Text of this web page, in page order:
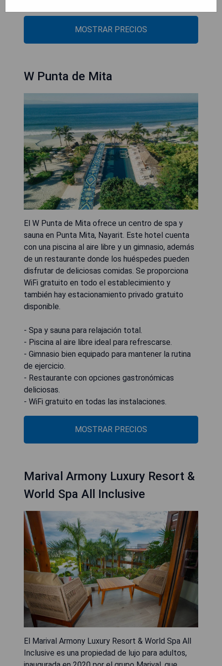
MOSTRAR PRECIOS
W Punta de Mita
El W Punta de Mita ofrece un centro de spa y
sauna en Punta Mita, Nayarit. Este hotel cuenta
con una piscina al aire libre y un gimnasio, además
de un restaurante donde los huéspedes pueden
disfrutar de deliciosas comidas. Se proporciona
WiFi gratuito en todo el establecimiento y
también hay estacionamiento privado gratuito
disponible.
- Spa y sauna para relajación total.
- Piscina al aire libre ideal para refrescarse.
- Gimnasio bien equipado para mantener la rutina
de ejercicio.
- Restaurante con opciones gastronómicas
deliciosas.
- WiFi gratuito en todas las instalaciones.
MOSTRAR PRECIOS
Marival Armony Luxury Resort &
World Spa All Inclusive
El Marival Armony Luxury Resort & World Spa All
Inclusive es una propiedad de lujo para adultos,